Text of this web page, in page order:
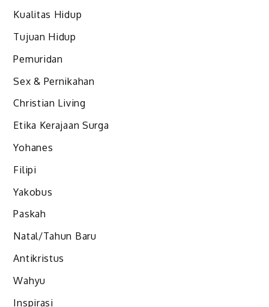
Kualitas Hidup
Tujuan Hidup
Pemuridan
Sex & Pernikahan
Christian Living
Etika Kerajaan Surga
Yohanes
Filipi
Yakobus
Paskah
Natal/Tahun Baru
Antikristus
Wahyu
Inspirasi